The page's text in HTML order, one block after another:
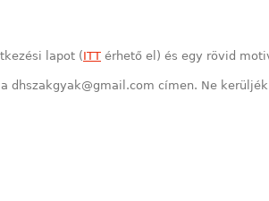
lapot (ITT érhető el) és egy rövid
dhszakgyak@gmail.com címen. Ne